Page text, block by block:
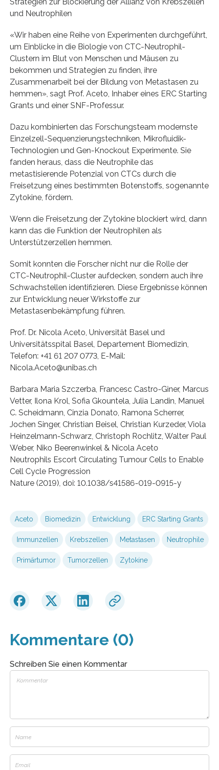
und Neutrophilen
«Wir haben eine Reihe von Experimenten durchgeführt,
um Einblicke in die Biologie von CTC-Neutrophil-
Clustern im Blut von Menschen und Mäusen zu
bekommen und Strategien zu finden, ihre
Zusammenarbeit bei der Bildung von Metastasen zu
hemmen», sagt Prof. Aceto, Inhaber eines ERC Starting
Grants und einer SNF-Professur.
Dazu kombinierten das Forschungsteam modernste
Einzelzell-Sequenzierungstechniken, Mikrofluidik-
Technologien und Gen-Knockout Experimente. Sie
fanden heraus, dass die Neutrophile das
metastisierende Potenzial von CTCs durch die
Freisetzung eines bestimmten Botenstoffs, sogenannte
Zytokine, fördern.
Wenn die Freisetzung der Zytokine blockiert wird, dann
kann das die Funktion der Neutrophilen als
Unterstützerzellen hemmen.
Somit konnten die Forscher nicht nur die Rolle der
CTC-Neutrophil-Cluster aufdecken, sondern auch ihre
Schwachstellen identifizieren. Diese Ergebnisse können
zur Entwicklung neuer Wirkstoffe zur
Metastasenbekämpfung führen.
Prof. Dr. Nicola Aceto, Universität Basel und
Universitätsspital Basel, Departement Biomedizin,
Telefon: +41 61 207 0773, E-Mail:
Nicola.Aceto@unibas.ch
Barbara Maria Szczerba, Francesc Castro-Giner, Marcus
Vetter, Ilona Krol, Sofia Gkountela, Julia Landin, Manuel
C. Scheidmann, Cinzia Donato, Ramona Scherrer,
Jochen Singer, Christian Beisel, Christian Kurzeder, Viola
Heinzelmann-Schwarz, Christoph Rochlitz, Walter Paul
Weber, Niko Beerenwinkel & Nicola Aceto
Neutrophils Escort Circulating Tumour Cells to Enable
Cell Cycle Progression
Nature (2019), doi: 10.1038/s41586-019-0915-y
Aceto Biomedizin Entwicklung ERC Starting Grants
Immunzellen Krebszellen Metastasen Neutrophile
Primärtumor Tumorzellen Zytokine
Kommentare (0)
Schreiben Sie einen Kommentar